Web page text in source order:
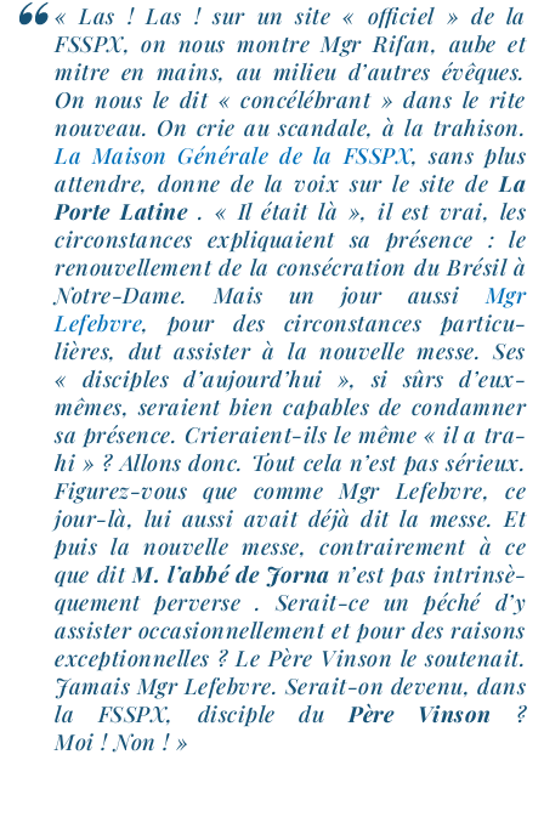
« Las ! Las ! sur un site « offi­ciel » de la
FSSPX, on nous montre Mgr Rifan, aube et
mitre en mains, au milieu d’autres évêques.
On nous le dit « concé­lé­brant » dans le rite
nou­veau. On crie au scan­dale, à la tra­hi­son.
La Maison Générale de la FSSPX, sans plus
attendre, donne de la voix sur le site deLa
Porte Latine. « Il était là », il est vrai, les
cir­cons­tances expli­quaient sa pré­sence : le
renou­vel­le­ment de la consé­cra­tion du Brésil à
Notre-​Dame. Mais un jour aus­siMgr
Lefebvre, pour des cir­cons­tances par­ti­cu­
lières, dut assis­ter à la nou­velle messe. Ses
« dis­ciples d’aujourd’hui », si sûrs d’eux-
mêmes, seraient bien capables de condam­ner
sa pré­sence. Crieraient-​ils le même « il a tra­
hi » ? Allons donc. Tout cela n’est pas sérieux.
Figurez-​vous que comme Mgr Lefebvre, ce
jour-​là, lui aus­si avait déjà dit la messe. Et
puis la nou­velle messe, contrai­re­ment à ce
que ditM. l’abbé de Jorna n’est pas intrin­sè­
que­ment per­verse . Serait-​ce un péché d’y
assis­ter occa­sion­nel­le­ment et pour des rai­sons
excep­tion­nelles ? Le Père Vinson le sou­te­nait.
Jamais Mgr Lefebvre. Serait-​on deve­nu, dans
la FSSPX, dis­ciple duPère Vinson ?
Moi ! Non ! »